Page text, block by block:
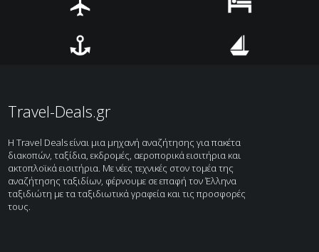
Κατακόμβες, Πάνθεον, επισκεφθείτε το Βατινό
Ιταλών ζωγράφων. Περιλαμβάνονται: •
Αεροπορικά εισιτήρια Αθήνα – Ρώμη – Αθήνα με
Travel-Deals.gr
H Travel Deals είναι μια μηχανή αναζήτησης για πακέτα
διακοπών, ταξίδια, εκδρομές, αεροπορικά εισιτήρια και
ακτοπλοϊκά εισιτήρια. Με νέες τεχνικές στον τομέα της
αναζήτησης ταξιδίων, φέρνουμε σε επαφή τον Έλληνα
ταξιδιώτη με τα ταξιδιωτικά γραφεία και τις προσφορές
τους.